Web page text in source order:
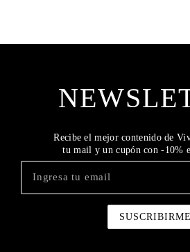
Recibe el mejor contenido de
tu mail y un cupón con -10%